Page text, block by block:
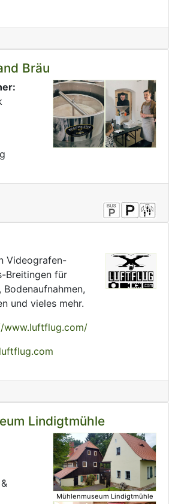
Bräu
Videografen-
Breitingen für
und vieles mehr.
www.luftflug.com/
Lindigtmühle
Mühlenmuseum Lindigtmühle